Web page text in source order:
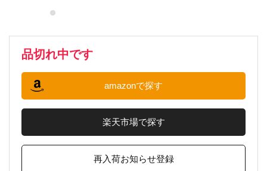
品切れ中です
amazonで探す
楽天市場で探す
再入荷お知らせ登録